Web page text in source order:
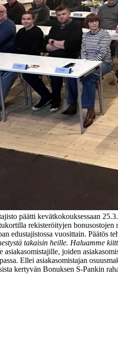
päätti kevätkokouksessaan
rekisteröityjen bonusostojen
edustajistossa vuosittain. Päätös
takaisin heille. Haluamme
joiden
Ellei asiakasomistajan
kertyvän Bonuksen S-Pankin